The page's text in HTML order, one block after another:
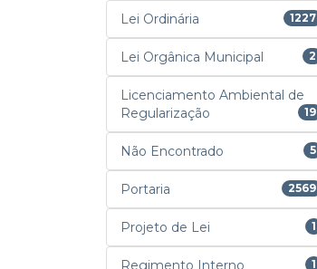
Lei Ordinária 1227
Lei Orgânica Municipal 2
Licenciamento Ambiental de
Regularização
19
Não Encontrado 5
Portaria 2569
Projeto de Lei 1
Regimento Interno 1